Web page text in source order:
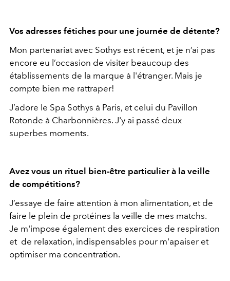
Vos adresses fétiches pour une journée de détente?
Mon partenariat avec Sothys est récent, et je n’ai pas
encore eu l’occasion de visiter beaucoup des
établissements de la marque à l'étranger. Mais je
compte bien me rattraper!
J’adore le Spa Sothys à Paris, et celui du Pavillon
Rotonde à Charbonnières. J'y ai passé deux
superbes moments.
Avez vous un rituel bien-être particulier à la veille
de compétitions?
J’essaye de faire attention à mon alimentation, et de
faire le plein de protéines la veille de mes matchs.
Je m'impose également des exercices de respiration
et de relaxation, indispensables pour m'apaiser et
optimiser ma concentration.